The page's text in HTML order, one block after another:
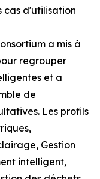
cas d'utilisation
a mis à
regrouper
et a
de
Les profils
Gestion
intelligent,